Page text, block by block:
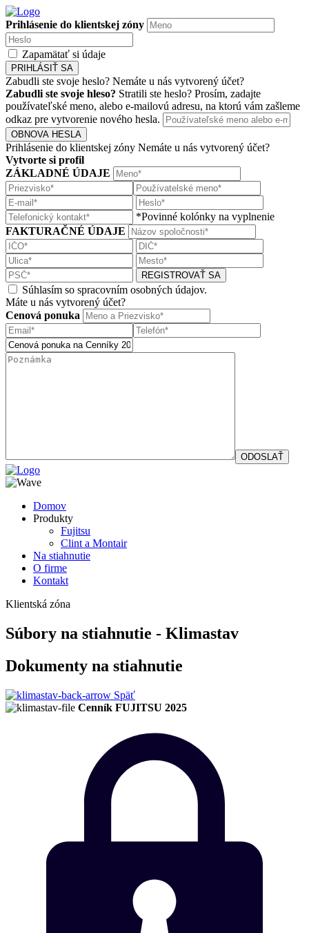
Prihlásenie do klientskej zóny
Zapamätať si údaje
PRIHLÁSIŤ SA
Zabudli ste svoje heslo? Nemáte u nás vytvorený účet?
Zabudli ste svoje hleso? Stratili ste heslo? Prosím, zadajte
používateľské meno, alebo e-mailovú adresu, na ktorú vám zašleme
odkaz pre vytvorenie nového hesla.
OBNOVA HESLA
Prihlásenie do klientskej zóny Nemáte u nás vytvorený účet?
Vytvorte si profil
ZÁKLADNÉ ÚDAJE
*Povinné kolónky na vyplnenie
FAKTURAČNÉ ÚDAJE
REGISTROVAŤ SA
Súhlasím so spracovním osobných údajov.
Máte u nás vytvorený účet?
Cenová ponuka
Domov
Produkty
Fujitsu
Clint a Montair
Na stiahnutie
O firme
Kontakt
Klientská zóna
Súbory na stiahnutie - Klimastav
Dokumenty na stiahnutie
Späť
Cenník FUJITSU 2025